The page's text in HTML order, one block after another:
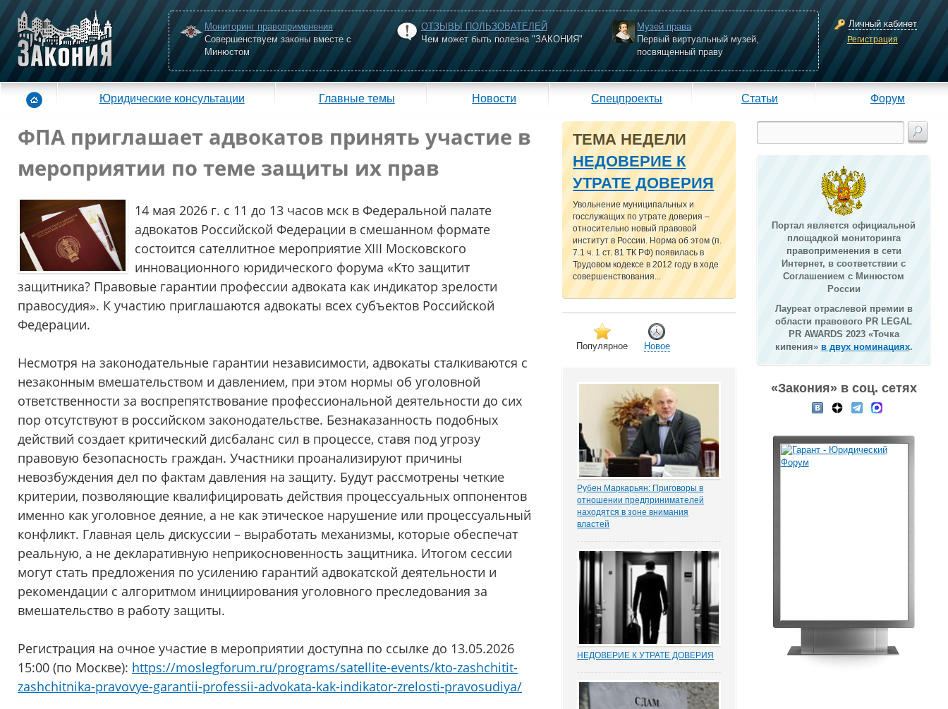
Мониторинг правоприменения
Совершенствуем законы вместе с
Минюстом
ОТЗЫВЫ ПОЛЬЗОВАТЕЛЕЙ
Чем может быть полезна "ЗАКОНИЯ"
Музей права
Первый виртуальный музей,
посвященный праву
Личный кабинет
Регистрация
Юридические консультации Главные темы Новости Спецпроекты Статьи Форум
ФПА приглашает адвокатов принять участие в
мероприятии по теме защиты их прав
14 мая 2026 г. с 11 до 13 часов мск в Федеральной палате
адвокатов Российской Федерации в смешанном формате
состоится сателлитное мероприятие XIII Московского
инновационного юридического форума «Кто защитит
защитника? Правовые гарантии профессии адвоката как индикатор зрелости
правосудия». К участию приглашаются адвокаты всех субъектов Российской
Федерации.
Несмотря на законодательные гарантии независимости, адвокаты сталкиваются с
незаконным вмешательством и давлением, при этом нормы об уголовной
ответственности за воспрепятствование профессиональной деятельности до сих
пор отсутствуют в российском законодательстве. Безнаказанность подобных
действий создает критический дисбаланс сил в процессе, ставя под угрозу
правовую безопасность граждан. Участники проанализируют причины
невозбуждения дел по фактам давления на защиту. Будут рассмотрены четкие
критерии, позволяющие квалифицировать действия процессуальных оппонентов
именно как уголовное деяние, а не как этическое нарушение или процессуальный
конфликт. Главная цель дискуссии – выработать механизмы, которые обеспечат
реальную, а не декларативную неприкосновенность защитника. Итогом сессии
могут стать предложения по усилению гарантий адвокатской деятельности и
рекомендации с алгоритмом инициирования уголовного преследования за
вмешательство в работу защиты.
Регистрация на очное участие в мероприятии доступна по ссылке до 13.05.2026
15:00 (по Москве): https://moslegforum.ru/programs/satellite-events/kto-zashchitit-
zashchitnika-pravovye-garantii-professii-advokata-kak-indikator-zrelosti-pravosudiya/
ТЕМА НЕДЕЛИ
НЕДОВЕРИЕ К
УТРАТЕ ДОВЕРИЯ
Увольнение муниципальных и
госслужащих по утрате доверия –
относительно новый правовой
институт в России. Норма об этом (п.
7.1 ч. 1 ст. 81 ТК РФ) появилась в
Трудовом кодексе в 2012 году в ходе
совершенствования...
Популярное Новое
Рубен Маркарьян: Приговоры в
отношении предпринимателей
находятся в зоне внимания
властей
известном читателям ЭСМИ
«ЗАКОНИЯ» из журналистского
расследования «Пермский
захват». Владелец сети заправок...
НЕДОВЕРИЕ К УТРАТЕ ДОВЕРИЯ
относительно новый правовой
институт в России. Норма об этом
Портал является официальной
площадкой мониторинга
правоприменения в сети
Интернет, в соответствии с
Соглашением с Минюстом
России
Лауреат отраслевой премии в
области правового PR LEGAL
PR AWARDS 2023 «Точка
кипения» в двух номинациях.
«Закония» в соц. сетях